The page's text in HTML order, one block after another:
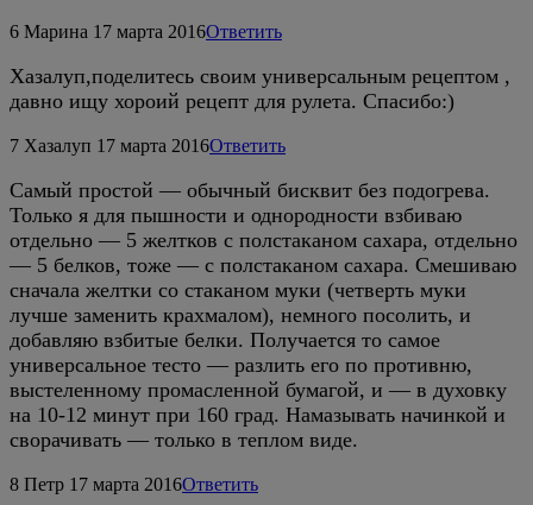
6 Марина 17 марта 2016Ответить
Хазалуп,поделитесь своим универсальным рецептом ,
давно ищу хороий рецепт для рулета. Спасибо:)
7 Хазалуп 17 марта 2016Ответить
Самый простой — обычный бисквит без подогрева.
Только я для пышности и однородности взбиваю
отдельно — 5 желтков с полстаканом сахара, отдельно
— 5 белков, тоже — с полстаканом сахара. Смешиваю
сначала желтки со стаканом муки (четверть муки
лучше заменить крахмалом), немного посолить, и
добавляю взбитые белки. Получается то самое
универсальное тесто — разлить его по противню,
выстеленному промасленной бумагой, и — в духовку
на 10-12 минут при 160 град. Намазывать начинкой и
сворачивать — только в теплом виде.
8 Петр 17 марта 2016Ответить